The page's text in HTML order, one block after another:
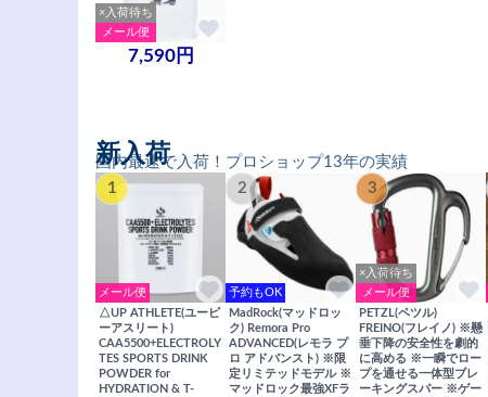
×入荷待ち
メール便
7,590円
国内最速で入荷！プロショップ13年の実績
新入荷
1
メール便
△UP ATHLETE(ユーピ
ーアスリート)
CAA5500+ELECTROLY
TES SPORTS DRINK
POWDER for
HYDRATION & T-
2
予約もOK
MadRock(マッドロッ
ク) Remora Pro
ADVANCED(レモラ プ
ロ アドバンスト) ※限
定リミテッドモデル ※
マッドロック最強XFラ
3
×入荷待ち
メール便
PETZL(ペツル)
FREINO(フレイノ) ※懸
垂下降の安全性を劇的
に高める ※一瞬でロー
プを通せる一体型ブレ
ーキングスパー ※ゲー